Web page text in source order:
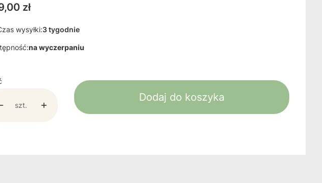
zł
wysyłki:3 tygodnie
na wyczerpaniu
szt.
Dodaj do koszyka